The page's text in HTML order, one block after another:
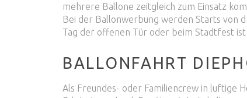
mehrere Ballone zeitgleich zum Einsatz
Bei der Ballonwerbung werden Starts von
Tag der offenen Tür oder beim Stadtfest
BALLONFAHRT
Als Freundes- oder Familiencrew in luftige